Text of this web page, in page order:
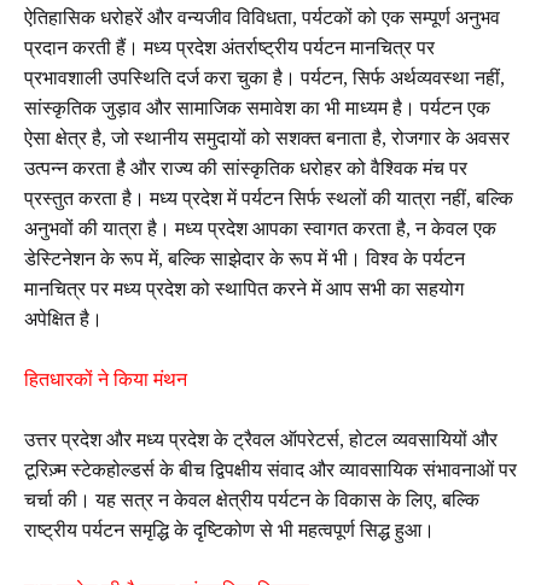
ऐतिहासिक धरोहरें और वन्यजीव विविधता, पर्यटकों को एक सम्पूर्ण अनुभव
प्रदान करती हैं। मध्य प्रदेश अंतर्राष्ट्रीय पर्यटन मानचित्र पर
प्रभावशाली उपस्थिति दर्ज करा चुका है। पर्यटन, सिर्फ अर्थव्यवस्था नहीं,
सांस्कृतिक जुड़ाव और सामाजिक समावेश का भी माध्यम है। पर्यटन एक
ऐसा क्षेत्र है, जो स्थानीय समुदायों को सशक्त बनाता है, रोजगार के अवसर
उत्पन्न करता है और राज्य की सांस्कृतिक धरोहर को वैश्विक मंच पर
प्रस्तुत करता है। मध्य प्रदेश में पर्यटन सिर्फ स्थलों की यात्रा नहीं, बल्कि
अनुभवों की यात्रा है। मध्य प्रदेश आपका स्वागत करता है, न केवल एक
डेस्टिनेशन के रूप में, बल्कि साझेदार के रूप में भी। विश्व के पर्यटन
मानचित्र पर मध्य प्रदेश को स्थापित करने में आप सभी का सहयोग
अपेक्षित है।
हितधारकों ने किया मंथन
उत्तर प्रदेश और मध्य प्रदेश के ट्रैवल ऑपरेटर्स, होटल व्यवसायियों और
टूरिज़्म स्टेकहोल्डर्स के बीच द्विपक्षीय संवाद और व्यावसायिक संभावनाओं पर
चर्चा की। यह सत्र न केवल क्षेत्रीय पर्यटन के विकास के लिए, बल्कि
राष्ट्रीय पर्यटन समृद्धि के दृष्टिकोण से भी महत्वपूर्ण सिद्ध हुआ।